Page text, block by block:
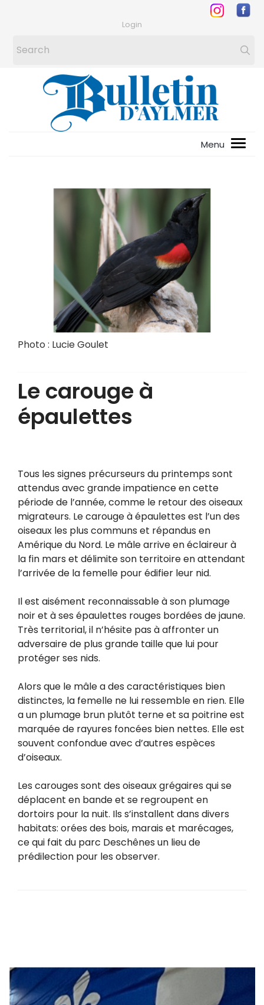
Login
Photo : Lucie Goulet
Le carouge à
épaulettes
Tous les signes précurseurs du printemps sont
attendus avec grande impatience en cette
période de l’année, comme le retour des oiseaux
migrateurs. Le carouge à épaulettes est l’un des
oiseaux les plus communs et répandus en
Amérique du Nord. Le mâle arrive en éclaireur à
la fin mars et délimite son territoire en attendant
l’arrivée de la femelle pour édifier leur nid.
Il est aisément reconnaissable à son plumage
noir et à ses épaulettes rouges bordées de jaune.
Très territorial, il n’hésite pas à affronter un
adversaire de plus grande taille que lui pour
protéger ses nids.
Alors que le mâle a des caractéristiques bien
distinctes, la femelle ne lui ressemble en rien. Elle
a un plumage brun plutôt terne et sa poitrine est
marquée de rayures foncées bien nettes. Elle est
souvent confondue avec d’autres espèces
d’oiseaux.
Les carouges sont des oiseaux grégaires qui se
déplacent en bande et se regroupent en
dortoirs pour la nuit. Ils s’installent dans divers
habitats: orées des bois, marais et marécages,
ce qui fait du parc Deschênes un lieu de
prédilection pour les observer.